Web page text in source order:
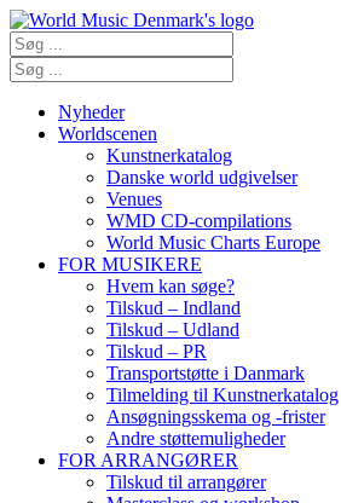
Nyheder
Worldscenen
Kunstnerkatalog
Danske world udgivelser
Venues
WMD CD-compilations
World Music Charts Europe
FOR MUSIKERE
Hvem kan søge?
Tilskud – Indland
Tilskud – Udland
Tilskud – PR
Transportstøtte i Danmark
Tilmelding til Kunstnerkatalog
Ansøgningsskema og -frister
Andre støttemuligheder
FOR ARRANGØRER
Tilskud til arrangører